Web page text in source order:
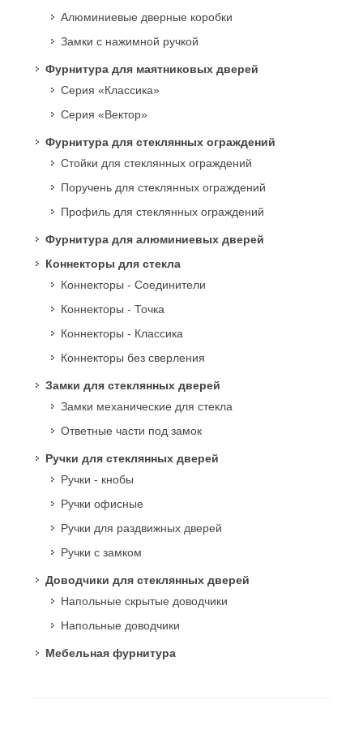
Алюминиевые дверные коробки
Замки с нажимной ручкой
Фурнитура для маятниковых дверей
Серия «Классика»
Серия «Вектор»
Фурнитура для стеклянных ограждений
Стойки для стеклянных ограждений
Поручень для стеклянных ограждений
Профиль для стеклянных ограждений
Фурнитура для алюминиевых дверей
Коннекторы для стекла
Коннекторы - Соединители
Коннекторы - Точка
Коннекторы - Классика
Коннекторы без сверления
Замки для стеклянных дверей
Замки механические для стекла
Ответные части под замок
Ручки для стеклянных дверей
Ручки - кнобы
Ручки офисные
Ручки для раздвижных дверей
Ручки с замком
Доводчики для стеклянных дверей
Напольные скрытые доводчики
Напольные доводчики
Мебельная фурнитура